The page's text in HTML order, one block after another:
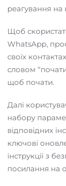
реагування на
Щоб
WhatsApp,
своїх
словом
щоб почати.
Далі
набору
відповідних
ключові
інструкції з
посилання на